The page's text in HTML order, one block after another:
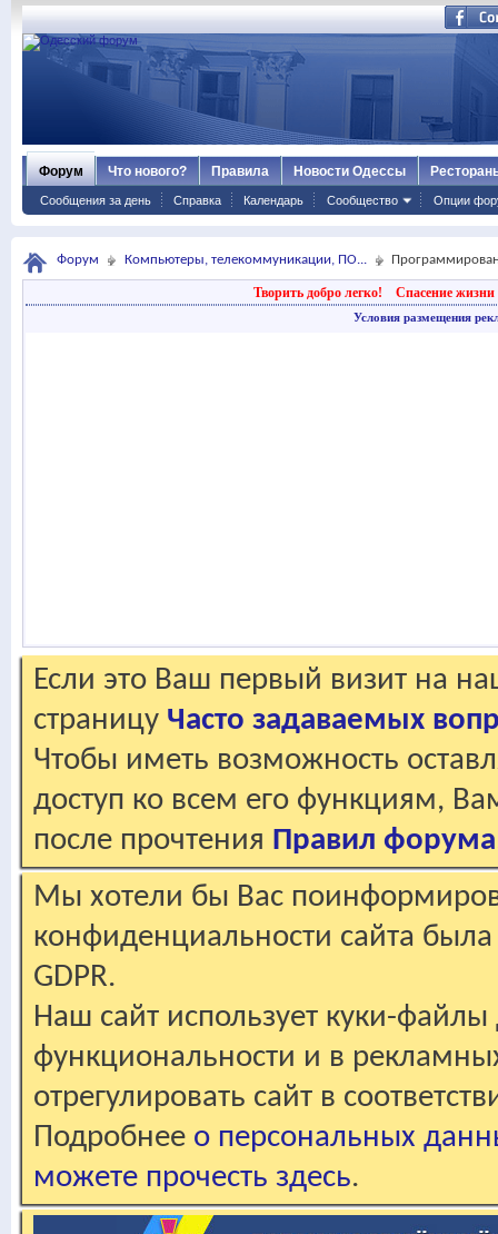
Форум
Сообщения за день Справка Календарь Сообщество Опции
Что нового? Правила Новости Одессы
Форум Компьютеры, телекоммуникации, ПО...
Творить добро легко! Спасение жизни
Условия размещения
Если это Ваш первый визит на
страницу Часто задаваемых
Чтобы иметь возможность
доступ ко всем его функциям,
после прочтения Правил форума
Мы хотели бы Вас
конфиденциальности сайта
GDPR.
Наш сайт использует куки-файлы
функциональности и в
отрегулировать сайт в
Подробнее о персональных
можете прочесть здесь.